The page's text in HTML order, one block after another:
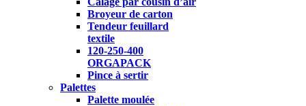
Broyeur de carton
Tendeur feuillard
textile
120-250-400
ORGAPACK
Pince à sertir
Palettes
Palette moulée